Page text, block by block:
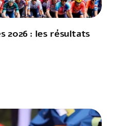
2026 : les résultats